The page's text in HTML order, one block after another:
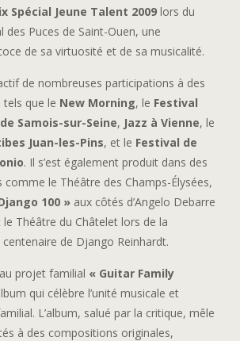
Spécial Jeune Talent 2009 lors du
des Puces de Saint-Ouen, une
de sa virtuosité et de sa musicalité.
de nombreuses participations à des
que le New Morning, le Festival
Samois-sur-Seine, Jazz à Vienne, le
Juan-les-Pins, et le Festival de
. Il s’est également produit dans des
le Théâtre des Champs-Élysées,
100 » aux côtés d’Angelo Debarre
Théâtre du Châtelet lors de la
de Django Reinhardt.
projet familial « Guitar Family
qui célèbre l’unité musicale et
L’album, salué par la critique, mêle
à des compositions originales,